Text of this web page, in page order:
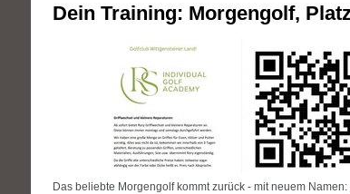
Dein Training: Morgengolf,
Das beliebte Morgengolf kommt zurück - mit neuem